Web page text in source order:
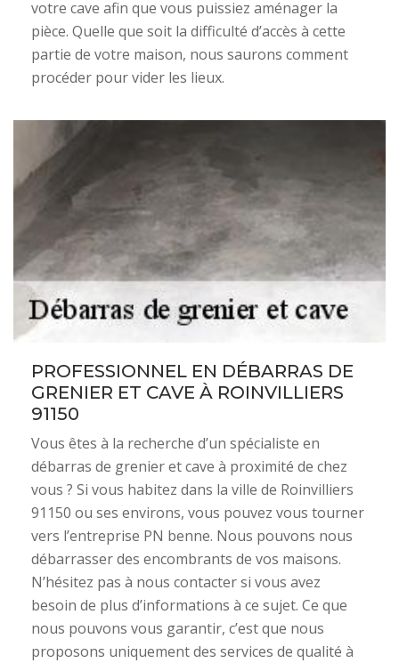
votre cave afin que vous puissiez aménager la
pièce. Quelle que soit la difficulté d’accès à cette
partie de votre maison, nous saurons comment
procéder pour vider les lieux.
PROFESSIONNEL EN DÉBARRAS DE
GRENIER ET CAVE À ROINVILLIERS
91150
Vous êtes à la recherche d’un spécialiste en
débarras de grenier et cave à proximité de chez
vous ? Si vous habitez dans la ville de Roinvilliers
91150 ou ses environs, vous pouvez vous tourner
vers l’entreprise PN benne. Nous pouvons nous
débarrasser des encombrants de vos maisons.
N’hésitez pas à nous contacter si vous avez
besoin de plus d’informations à ce sujet. Ce que
nous pouvons vous garantir, c’est que nous
proposons uniquement des services de qualité à